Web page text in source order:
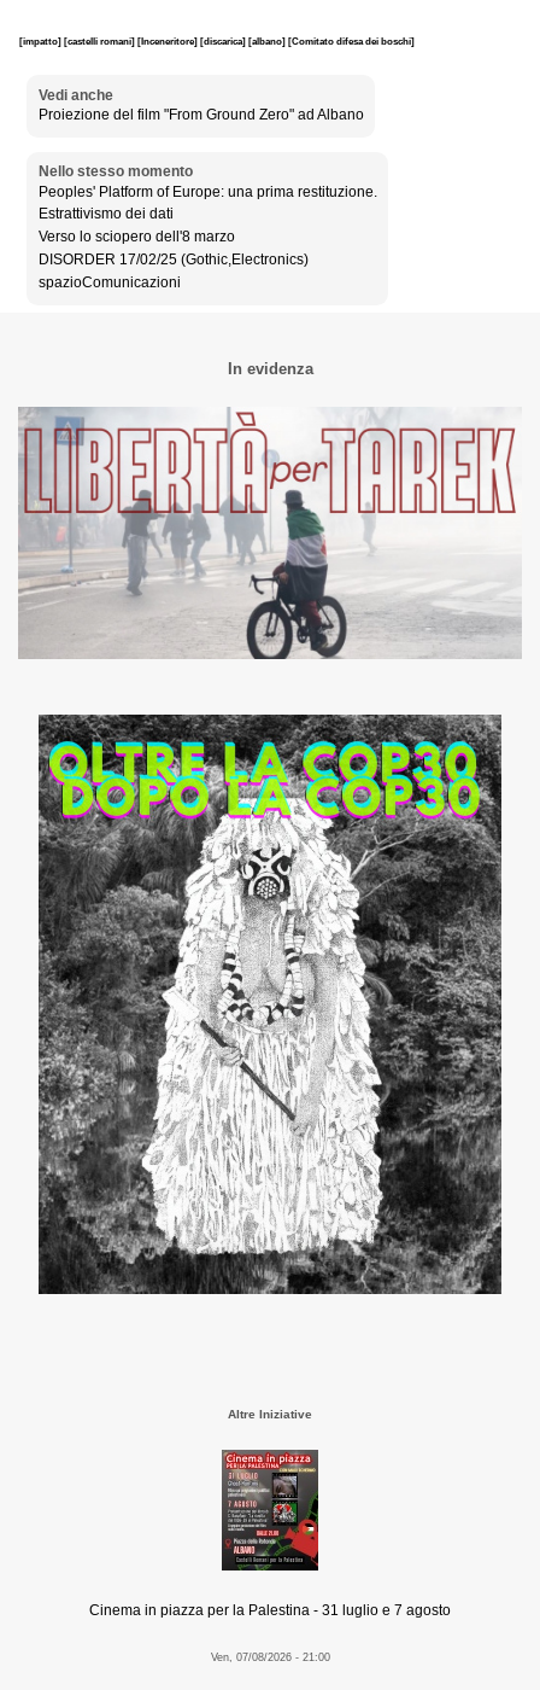
[impatto] [castelli romani] [Inceneritore] [discarica] [albano] [Comitato difesa dei boschi]
Vedi anche
Proiezione del film "From Ground Zero" ad Albano
Nello stesso momento
Peoples' Platform of Europe: una prima restituzione.
Estrattivismo dei dati
Verso lo sciopero dell'8 marzo
DISORDER 17/02/25 (Gothic,Electronics)
spazioComunicazioni
In evidenza
Altre Iniziative
Cinema in piazza per la Palestina - 31 luglio e 7 agosto
Ven, 07/08/2026 - 21:00